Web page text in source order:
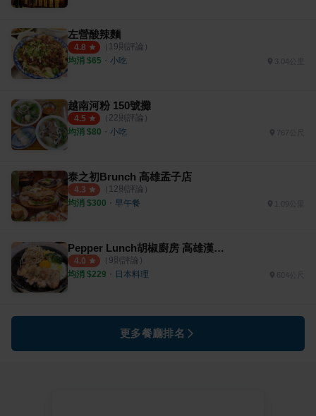
左營酸辣麵
4.8 （ 19則評論）
均消 $65 ・ 小吃 3.04公里
越南河粉 150號攤
4.5 （ 22則評論）
均消 $80 ・ 小吃
泰之初Brunch 高雄孟子店
4.3 （ 12則評論）
均消 $300 ・ 早午餐
Pepper Lunch胡椒廚房 高雄漢巨店
4.0 （ 9則評論）
均消 $229 ・ 日本料理 604公尺
更多餐廳排名